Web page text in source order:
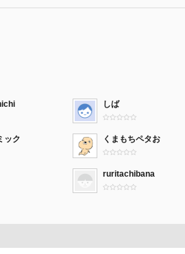
しば
ック くまもちペタお
ruritachibana